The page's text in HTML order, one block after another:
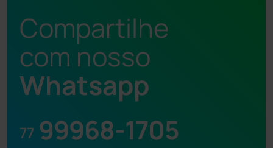
Compartilhe
com nosso
Whatsapp
77 99968-1705